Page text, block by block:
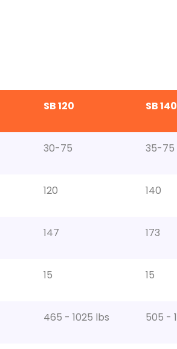
SB 120 SB 140
30-75 35-75
120 140
147 173
15 15
465 - 1025 lbs 505 -